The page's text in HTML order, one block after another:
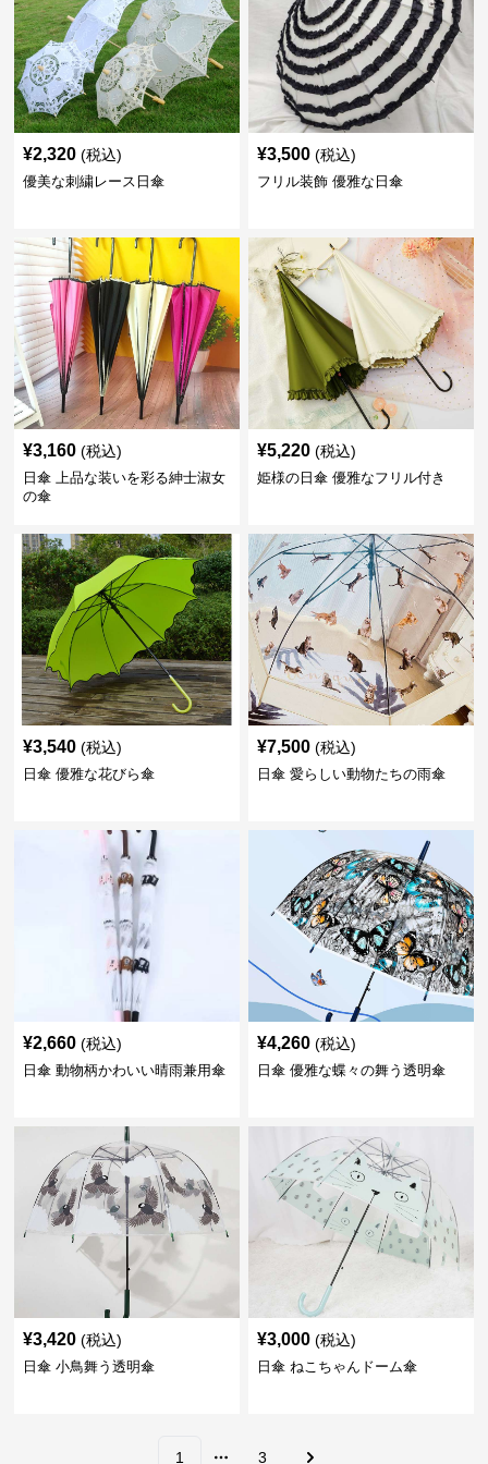
¥2,320 (税込)
優美な刺繍レース日傘
¥3,500 (税込)
フリル装飾 優雅な日傘
¥3,160 (税込)
日傘 上品な装いを彩る紳士淑女
の傘
¥5,220 (税込)
姫様の日傘 優雅なフリル付き
¥3,540 (税込)
日傘 優雅な花びら傘
¥7,500 (税込)
日傘 愛らしい動物たちの雨傘
¥2,660 (税込)
日傘 動物柄かわいい晴雨兼用傘
¥4,260 (税込)
日傘 優雅な蝶々の舞う透明傘
¥3,420 (税込)
日傘 小鳥舞う透明傘
¥3,000 (税込)
日傘 ねこちゃんドーム傘
1 3